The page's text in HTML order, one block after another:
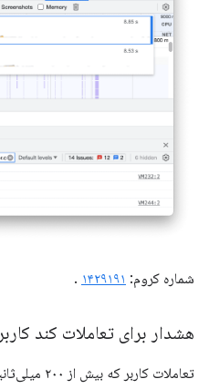
شماره کروم: ۱۴۲۹۱۹۱ .
هشدار برای تعاملات کند کاربر
تعاملات کاربر که بیش از ۲۰۰ میلی‌ثانیه طول بکشند، در تب